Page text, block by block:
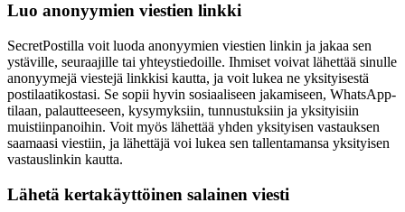
Luo anonyymien viestien linkki
SecretPostilla voit luoda anonyymien viestien linkin ja jakaa sen
ystäville, seuraajille tai yhteystiedoille. Ihmiset voivat lähettää sinulle
anonyymejä viestejä linkkisi kautta, ja voit lukea ne yksityisestä
postilaatikostasi. Se sopii hyvin sosiaaliseen jakamiseen, WhatsApp-
tilaan, palautteeseen, kysymyksiin, tunnustuksiin ja yksityisiin
muistiinpanoihin. Voit myös lähettää yhden yksityisen vastauksen
saamaasi viestiin, ja lähettäjä voi lukea sen tallentamansa yksityisen
vastauslinkin kautta.
Lähetä kertakäyttöinen salainen viesti